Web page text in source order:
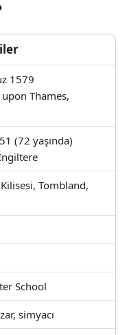
1579
Thames,
(72 yaşında)
Tombland,
School
simyacı